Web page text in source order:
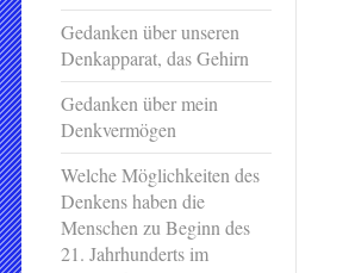
Gedanken über unseren
Denkapparat, das Gehirn
Gedanken über mein
Denkvermögen
Welche Möglichkeiten des
Denkens haben die
Menschen zu Beginn des
21. Jahrhunderts im